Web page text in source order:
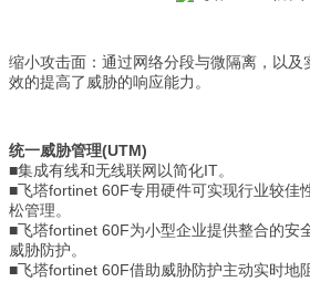
缩小攻击面：通过网络分段与微隔离，以
效的提高了威胁的响应能力。
统一威胁管理(UTM)
■集成有线和无线联网以简化IT。
■飞塔fortinet 60F专用硬件可实现行业较佳
松管理。
■飞塔fortinet 60F为小型企业提供整合的安
威胁防护。
■飞塔fortinet 60F借助威胁防护主动实时地